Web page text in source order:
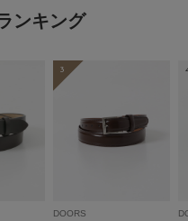
ンキング
3
DOORS